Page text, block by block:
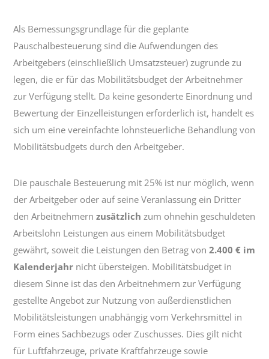
Als Bemessungsgrundlage für die geplante
Pauschalbesteuerung sind die Aufwendungen des
Arbeitgebers (einschließlich Umsatzsteuer) zugrunde zu
legen, die er für das Mobilitätsbudget der Arbeitnehmer
zur Verfügung stellt. Da keine gesonderte Einordnung und
Bewertung der Einzelleistungen erforderlich ist, handelt es
sich um eine vereinfachte lohnsteuerliche Behandlung von
Mobilitätsbudgets durch den Arbeitgeber.
Die pauschale Besteuerung mit 25% ist nur möglich, wenn
der Arbeitgeber oder auf seine Veranlassung ein Dritter
den Arbeitnehmernzusätzlich zum ohnehin geschuldeten
Arbeitslohn Leistungen aus einem Mobilitätsbudget
gewährt, soweit die Leistungen den Betrag von2.400 € im
Kalenderjahr nicht übersteigen. Mobilitätsbudget in
diesem Sinne ist das den Arbeitnehmern zur Verfügung
gestellte Angebot zur Nutzung von außerdienstlichen
Mobilitätsleistungen unabhängig vom Verkehrsmittel in
Form eines Sachbezugs oder Zuschusses. Dies gilt nicht
für Luftfahrzeuge, private Kraftfahrzeuge sowie